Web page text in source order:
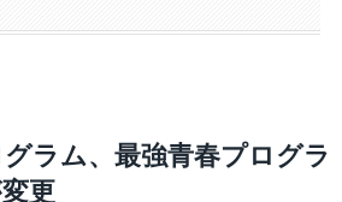
ラム、最強青春プログラ
更